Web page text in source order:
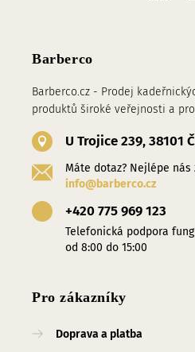
Barberco
Barberco.cz - Prodej
produktů široké veřejnosti a
U Trojice 239, 38101
Máte dotaz? Nejlépe
info@barberco.cz
+420 775 969 123
Telefonická podpora
od 8:00 do 15:00
Pro zákazníky
Doprava a platba